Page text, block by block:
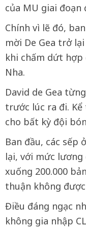
của MU giai đoạn
Chính vì lẽ đó,
mời De Gea trở
khi chấm dứt hợp
Nha.
David de Gea
trước lúc ra đi.
cho bất kỳ đội
Ban đầu, các sếp
lại, với mức
xuống 200.000
thuận không
Điều đáng ngạc
không gia nhập